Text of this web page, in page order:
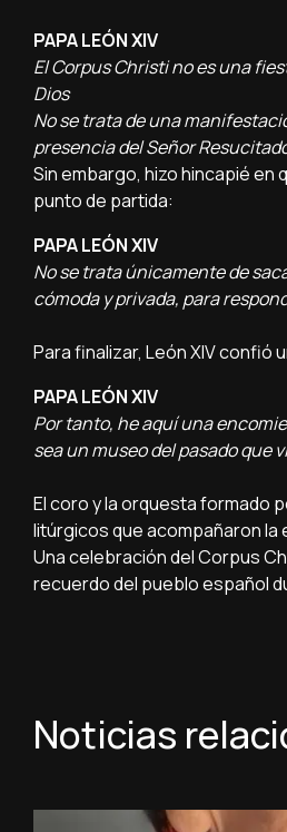
PAPA LEÓN XIV
El Corpus Christi no es una
Dios
No se trata de una
presencia del Señor
Sin embargo, hizo hincapié en
punto de partida:
PAPA LEÓN XIV
No se trata únicamente de
cómoda y privada, para
Para finalizar, León XIV confió
PAPA LEÓN XIV
Por tanto, he aquí una
sea un museo del pasado que
El coro y la orquesta formado
litúrgicos que acompañaron la
Una celebración del Corpus
recuerdo del pueblo español
Noticias